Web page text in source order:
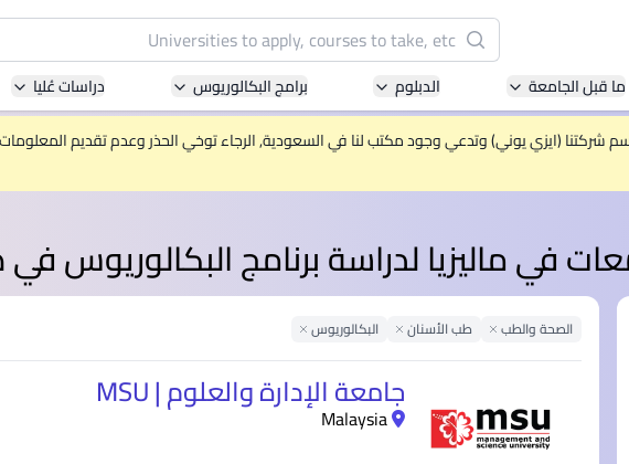
البحث
University of Technology and Innovation
(APU)
courses
International Medical University (IMU)
first and most established private medical and
healthcare university
Asia School of Business (ASB)
by Central Bank of Malaysia in collaboration with the
Massachusetts Institute of Technology (MIT)
ما قبل الجامعة الدبلوم برامج البكالوريوس دراسات عُليا
شركتنا (ايزي يوني) وتدعي وجود مكتب لنا في السعودية, الرجاء توخي الحذر وعدم تقديم المعلومات
في ماليزيا لدراسة برنامج البكالوريوس
الصحة والطبRemove Filter
طب الأسنانRemove Filter
البكالوريوسRemove Filter
جامعة الإدارة والعلوم | MSU
Malaysia